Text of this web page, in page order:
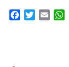
FacebookTwitterEmail